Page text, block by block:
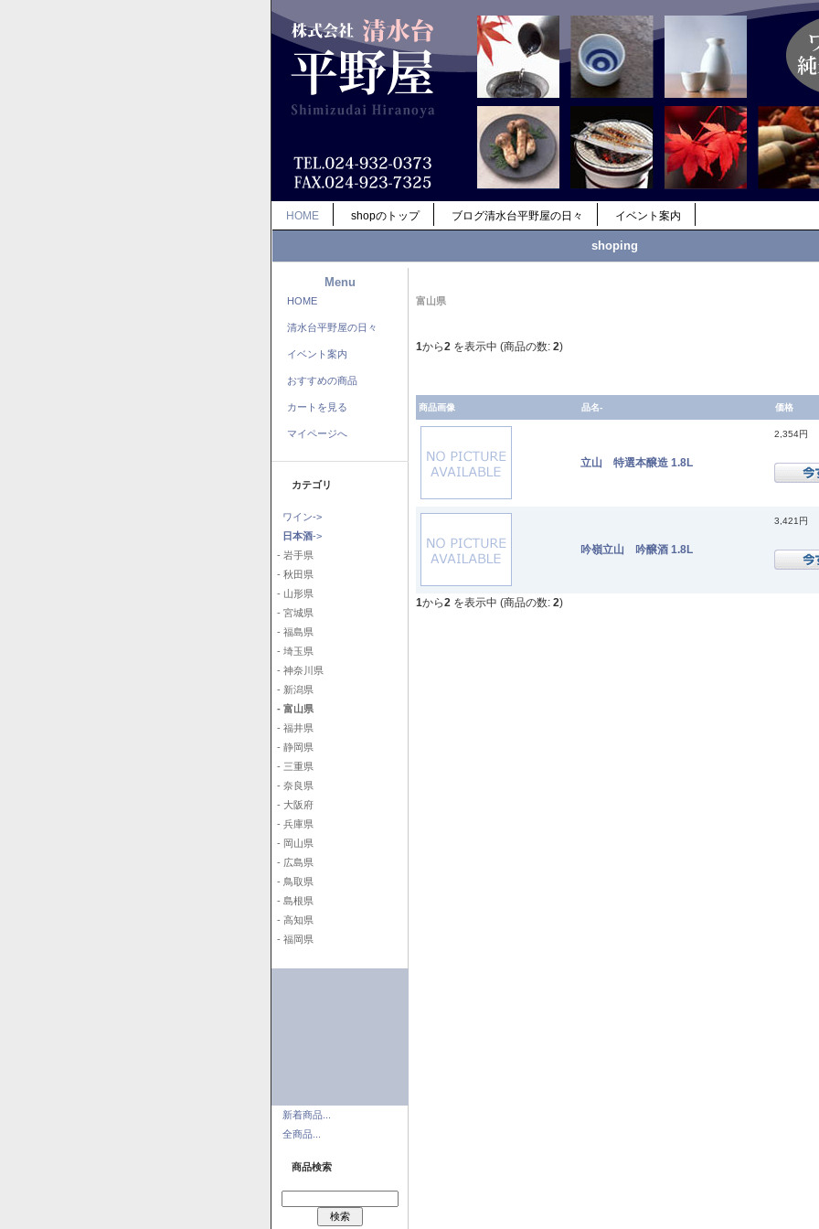
HOME shopのトップ ブログ清水台平野屋の日々 イベント案内
shoping
Menu
HOME
清水台平野屋の日々
イベント案内
おすすめの商品
カートを見る
マイページへ
カテゴリ
ワイン->
日本酒->
- 岩手県
- 秋田県
- 山形県
- 宮城県
- 福島県
- 埼玉県
- 神奈川県
- 新潟県
- 富山県
- 福井県
- 静岡県
- 三重県
- 奈良県
- 大阪府
- 兵庫県
- 岡山県
- 広島県
- 鳥取県
- 島根県
- 高知県
- 福岡県
新着商品...
全商品...
商品検索
富山県
1から2 を表示中 (商品の数: 2)
商品画像 品名- 価格
立山 特選本醸造 1.8L
2,354円
吟嶺立山 吟醸酒 1.8L
3,421円
1から2 を表示中 (商品の数: 2)